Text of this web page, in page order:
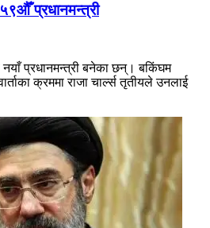
प्रधानमन्त्री
नयाँ प्रधानमन्त्री बनेका छन्। बकिंघम
क्रममा राजा चार्ल्स तृतीयले उनलाई